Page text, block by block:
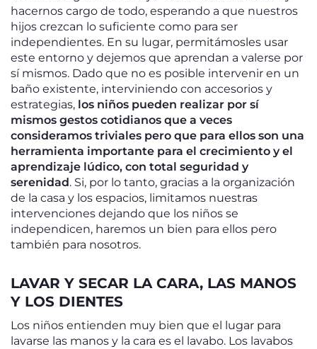
hacernos cargo de todo, esperando a que nuestros
hijos crezcan lo suficiente como para ser
independientes. En su lugar, permitámosles usar
este entorno y dejemos que aprendan a valerse por
sí mismos. Dado que no es posible intervenir en un
baño existente, interviniendo con accesorios y
estrategias, los niños pueden realizar por sí
mismos gestos cotidianos que a veces
consideramos triviales pero que para ellos son una
herramienta importante para el crecimiento y el
aprendizaje lúdico, con total seguridad y
serenidad. Si, por lo tanto, gracias a la organización
de la casa y los espacios, limitamos nuestras
intervenciones dejando que los niños se
independicen, haremos un bien para ellos pero
también para nosotros.
LAVAR Y SECAR LA CARA, LAS MANOS
Y LOS DIENTES
Los niños entienden muy bien que el lugar para
lavarse las manos y la cara es el lavabo. Los lavabos